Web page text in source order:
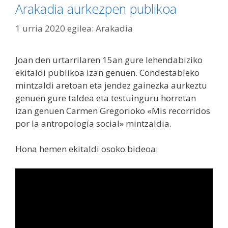
Arakadia aurkezpen publikoa
1 urria 2020 egilea: Arakadia
Joan den urtarrilaren 15an gure lehendabiziko
ekitaldi publikoa izan genuen. Condestableko
mintzaldi aretoan eta jendez gainezka aurkeztu
genuen gure taldea eta testuinguru horretan
izan genuen Carmen Gregorioko «Mis recorridos
por la antropología social» mintzaldia.
Hona hemen ekitaldi osoko bideoa: